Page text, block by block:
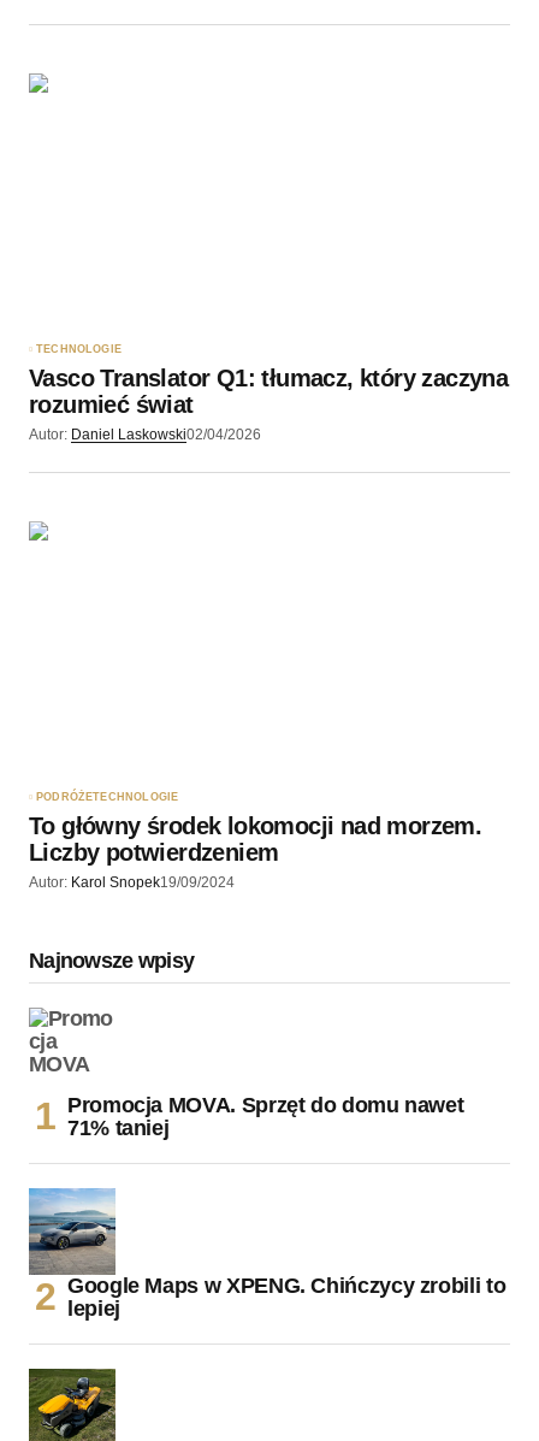
TECHNOLOGIE
Vasco Translator Q1: tłumacz, który zaczyna
rozumieć świat
Autor: Daniel Laskowski02/04/2026
PODRÓŻETECHNOLOGIE
To główny środek lokomocji nad morzem.
Liczby potwierdzeniem
Autor: Karol Snopek19/09/2024
Najnowsze wpisy
Promocja MOVA. Sprzęt do domu nawet
71% taniej
Google Maps w XPENG. Chińczycy zrobili to
lepiej